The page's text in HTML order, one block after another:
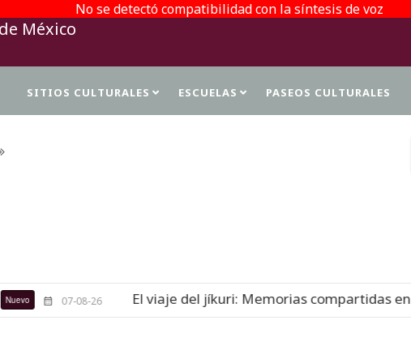
No se detectó compatibilidad con la síntesis de voz
SITIOS CULTURALES ESCUELAS PASEOS CULTURALES
07-08-26 El viaje del jíkuri: Memorias compartidas en Cueva de